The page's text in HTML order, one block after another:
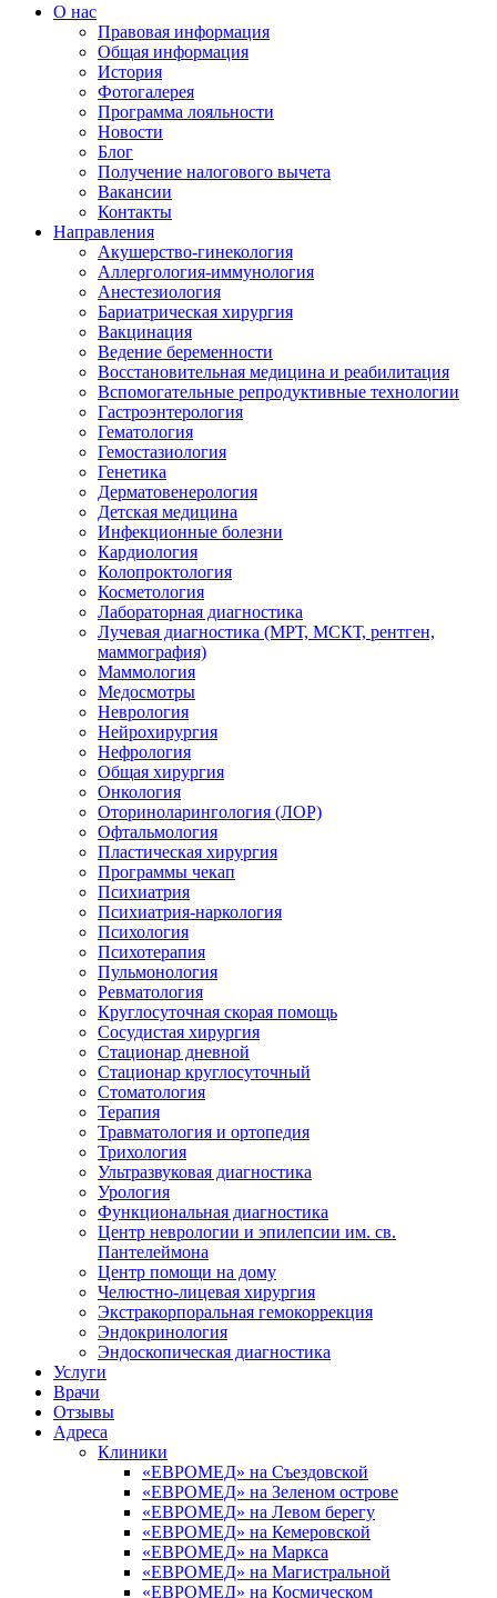
О нас
Правовая информация
Общая информация
История
Фотогалерея
Программа лояльности
Новости
Блог
Получение налогового вычета
Вакансии
Контакты
Направления
Акушерство-гинекология
Аллергология-иммунология
Анестезиология
Бариатрическая хирургия
Вакцинация
Ведение беременности
Восстановительная медицина и реабилитация
Вспомогательные репродуктивные технологии
Гастроэнтерология
Гематология
Гемостазиология
Генетика
Дерматовенерология
Детская медицина
Инфекционные болезни
Кардиология
Колопроктология
Косметология
Лабораторная диагностика
Лучевая диагностика (МРТ, МСКТ, рентген,
маммография)
Маммология
Медосмотры
Неврология
Нейрохирургия
Нефрология
Общая хирургия
Онкология
Оториноларингология (ЛОР)
Офтальмология
Пластическая хирургия
Программы чекап
Психиатрия
Психиатрия-наркология
Психология
Психотерапия
Пульмонология
Ревматология
Круглосуточная скорая помощь
Сосудистая хирургия
Стационар дневной
Стационар круглосуточный
Стоматология
Терапия
Травматология и ортопедия
Трихология
Ультразвуковая диагностика
Урология
Функциональная диагностика
Центр неврологии и эпилепсии им. св.
Пантелеймона
Центр помощи на дому
Челюстно-лицевая хирургия
Экстракорпоральная гемокоррекция
Эндокринология
Эндоскопическая диагностика
Услуги
Врачи
Отзывы
Адреса
Клиники
«ЕВРОМЕД» на Съездовской
«ЕВРОМЕД» на Зеленом острове
«ЕВРОМЕД» на Левом берегу
«ЕВРОМЕД» на Кемеровской
«ЕВРОМЕД» на Маркса
«ЕВРОМЕД» на Магистральной
«ЕВРОМЕД» на Космическом